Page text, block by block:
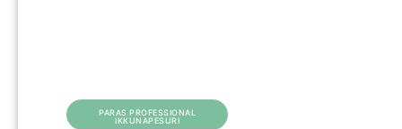
PARAS PROFESSIONAL
IKKUNAPESURI